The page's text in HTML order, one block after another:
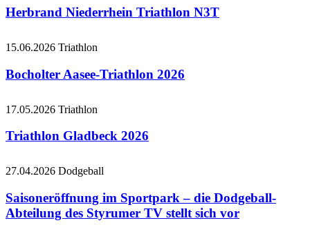
Herbrand Niederrhein Triathlon N3T
15.06.2026 Triathlon
Bocholter Aasee-Triathlon 2026
17.05.2026 Triathlon
Triathlon Gladbeck 2026
27.04.2026 Dodgeball
Saisoneröffnung im Sportpark – die Dodgeball-
Abteilung des Styrumer TV stellt sich vor